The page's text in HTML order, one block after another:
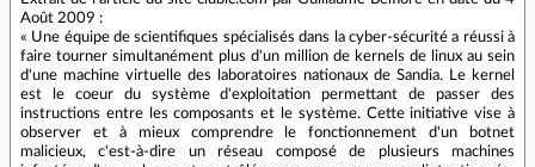
Août 2009 :
« Une équipe de scientifiques spécialisés dans la cyber-sécurité a réussi à
faire tourner simultanément plus d'un million de kernels de linux au sein
d'une machine virtuelle des laboratoires nationaux de Sandia. Le kernel
est le coeur du système d'exploitation permettant de passer des
instructions entre les composants et le système. Cette initiative vise à
observer et à mieux comprendre le fonctionnement d'un botnet
malicieux, c'est-à-dire un réseau composé de plusieurs machines